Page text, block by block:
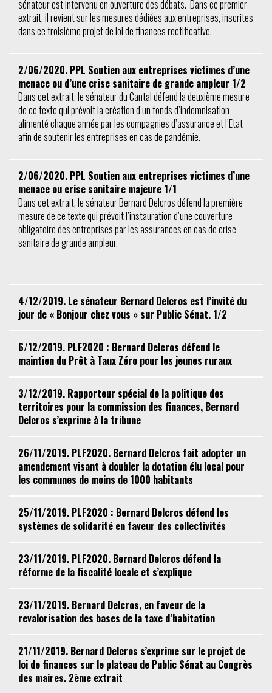
sénateur est intervenu en ouverture des débats. Dans ce premier
extrait, il revient sur les mesures dédiées aux entreprises, inscrites
dans ce troisième projet de loi de finances rectificative.
2/06/2020. PPL Soutien aux entreprises victimes d’une
menace ou d’une crise sanitaire de grande ampleur 1/2
Dans cet extrait, le sénateur du Cantal défend la deuxième mesure
de ce texte qui prévoit la création d’un fonds d’indemnisation
alimenté chaque année par les compagnies d’assurance et l’Etat
afin de soutenir les entreprises en cas de pandémie.
2/06/2020. PPL Soutien aux entreprises victimes d’une
menace ou crise sanitaire majeure 1/1
Dans cet extrait, le sénateur Bernard Delcros défend la première
mesure de ce texte qui prévoit l’instauration d’une couverture
obligatoire des entreprises par les assurances en cas de crise
sanitaire de grande ampleur.
4/12/2019. Le sénateur Bernard Delcros est l’invité du
jour de « Bonjour chez vous » sur Public Sénat. 1/2
6/12/2019. PLF2020 : Bernard Delcros défend le
maintien du Prêt à Taux Zéro pour les jeunes ruraux
3/12/2019. Rapporteur spécial de la politique des
territoires pour la commission des finances, Bernard
Delcros s’exprime à la tribune
26/11/2019. PLF2020. Bernard Delcros fait adopter un
amendement visant à doubler la dotation élu local pour
les communes de moins de 1000 habitants
25/11/2019. PLF2020 : Bernard Delcros défend les
systèmes de solidarité en faveur des collectivités
23/11/2019. PLF2020. Bernard Delcros défend la
réforme de la fiscalité locale et s’explique
23/11/2019. Bernard Delcros, en faveur de la
revalorisation des bases de la taxe d’habitation
21/11/2019. Bernard Delcros s’exprime sur le projet de
loi de finances sur le plateau de Public Sénat au Congrès
des maires. 2ème extrait